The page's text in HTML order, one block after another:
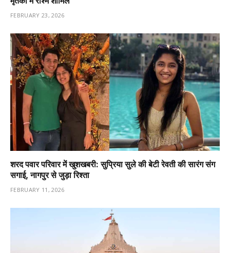
FEBRUARY 23, 2026
शरद पवार परिवार में खुशखबरी: सुप्रिया सुले की बेटी रेवती की सारंग संग
सगाई, नागपुर से जुड़ा रिश्ता
FEBRUARY 11, 2026